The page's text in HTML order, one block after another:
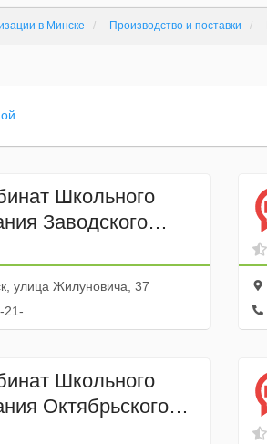
в Минске Производство и поставки
Школьного
Заводского
Минска УП
улица Жилуновича, 37
...
Школьного
Октябрьского
Минска УП